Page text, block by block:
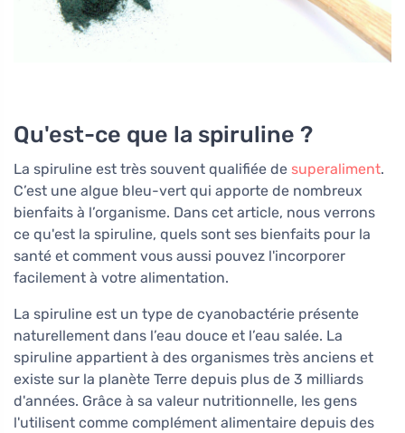
Qu'est-ce que la spiruline ?
La spiruline est très souvent qualifiée de superaliment.
C’est une algue bleu-vert qui apporte de nombreux
bienfaits à l’organisme. Dans cet article, nous verrons
ce qu'est la spiruline, quels sont ses bienfaits pour la
santé et comment vous aussi pouvez l'incorporer
facilement à votre alimentation.
La spiruline est un type de cyanobactérie présente
naturellement dans l’eau douce et l’eau salée. La
spiruline appartient à des organismes très anciens et
existe sur la planète Terre depuis plus de 3 milliards
d'années. Grâce à sa valeur nutritionnelle, les gens
l'utilisent comme complément alimentaire depuis des